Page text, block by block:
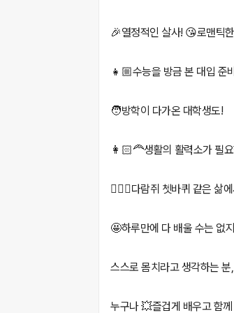
🎉열정적인 살사! 😘로맨틱
👧🏼수능을 방금 본 대입 준
🧑방학이 다가온 대학생도!
👩🏻‍🦰생활의 활력소가 필
👱🏻‍♂️다람쥐 쳇바퀴 같은 삶
🤩하루만에 다 배울 수는 없
스스로 몸치라고 생각하는
누구나 💥즐겁게 배우고 함